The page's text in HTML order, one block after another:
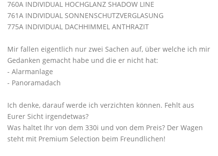
760A INDIVIDUAL HOCHGLANZ SHADOW LINE
761A INDIVIDUAL SONNENSCHUTZVERGLASUNG
775A INDIVIDUAL DACHHIMMEL ANTHRAZIT
Mir fallen eigentlich nur zwei Sachen auf, über welche ich mir
Gedanken gemacht habe und die er nicht hat:
- Alarmanlage
- Panoramadach
Ich denke, darauf werde ich verzichten können. Fehlt aus
Eurer Sicht irgendetwas?
Was haltet Ihr von dem 330i und von dem Preis? Der Wagen
steht mit Premium Selection beim Freundlichen!